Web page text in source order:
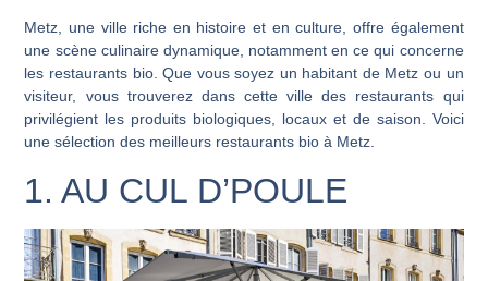
Metz, une ville riche en histoire et en culture, offre également
une scène culinaire dynamique, notamment en ce qui concerne
les restaurants bio. Que vous soyez un habitant de Metz ou un
visiteur, vous trouverez dans cette ville des restaurants qui
privilégient les produits biologiques, locaux et de saison. Voici
une sélection des meilleurs restaurants bio à Metz.
1. AU CUL D’POULE